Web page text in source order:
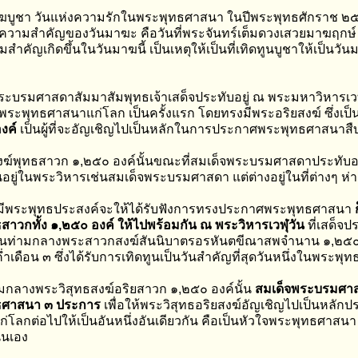
บูชา วันแห่งความรักในพระพุทธศาสนา ในปีพระพุทธศักราช ๒
วามสำคัญของวันมาฆะ คือวันที่พระจันทร์เต็มดวงเสวยมาฆฤกษ์
สำคัญเกิดขึ้นในวันมาฆนี้ เป็นเหตุให้เป็นที่เทิดทูนบูชาให้เป็นวั
ะบรมศาสดาสัมมาสัมพุทธเจ้าเสด็จประทับอยู่ ณ พระมหาวิหาร
ระพุทธศาสนาแก่โลก เป็นครั้งแรก โดยทรงมีพระอริยสงฆ์ ซึ่งเ
ค์ เป็นผู้ที่จะอัญเชิญไปเป็นหลักในการประกาศพระพุทธศาสนาสื
ฆ์พุทธสาวก ๑,๒๕๐ องค์นั้นขณะที่สมเด็จพระบรมศาสดาประทับ
ยู่ในพระวิหารเช่นสมเด็จพระบรมศาสดา แต่ต่างอยู่ในที่ต่างๆ ห่
พระพุทธประสงค์จะให้ได้รับฟังการทรงประกาศพระพุทธศาสนา
าวกทั้ง ๑,๒๕๐ องค์ ให้ไปพร้อมกัน ณ พระวิหารเวฬุวันที่เสด็จป
ท่ามกลางพระสาวกสงฆ์สันนิบาตรอรหันตขีณาสพจำนาน ๑,๒๕
เดือน ๓ ซึ่งได้รับการเทิดทูนเป็นวันสำคัญที่สุดวันหนึ่งในพระพุ
กลางพระวิสุทธสงฆ์อริยสาวก ๑,๒๕๐ องค์นั้น สมเด็จพระบรมศา
าสนา ๓ ประการ เพื่อให้พระวิสุทธอริยสงฆ์อัญเชิญไปเป็นหลัก
โลกต่อไปให้เป็นอันหนึ่งอันเดียวกัน คือเป็นหัวใจพระพุทธศาส
เอง